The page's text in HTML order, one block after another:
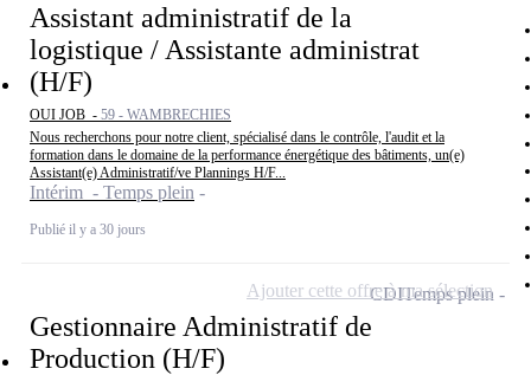
Assistant administratif de la
logistique / Assistante administrat
(H/F)
OUI JOB - 59 - WAMBRECHIES
Nous recherchons pour notre client, spécialisé dans le contrôle, l'audit et la
formation dans le domaine de la performance énergétique des bâtiments, un(e)
Assistant(e) Administratif/ve Plannings H/F...
Intérim - Temps plein
Publié il y a 30 jours
Gestionnaire Administratif de
Production (H/F)
CDITemps plein
Ajouter cette offre à ma sélection